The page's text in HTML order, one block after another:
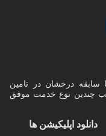
سابقه درخشان در تامین
چندین نوع خدمت موفق
دانلود اپلیکیشن‌ ها